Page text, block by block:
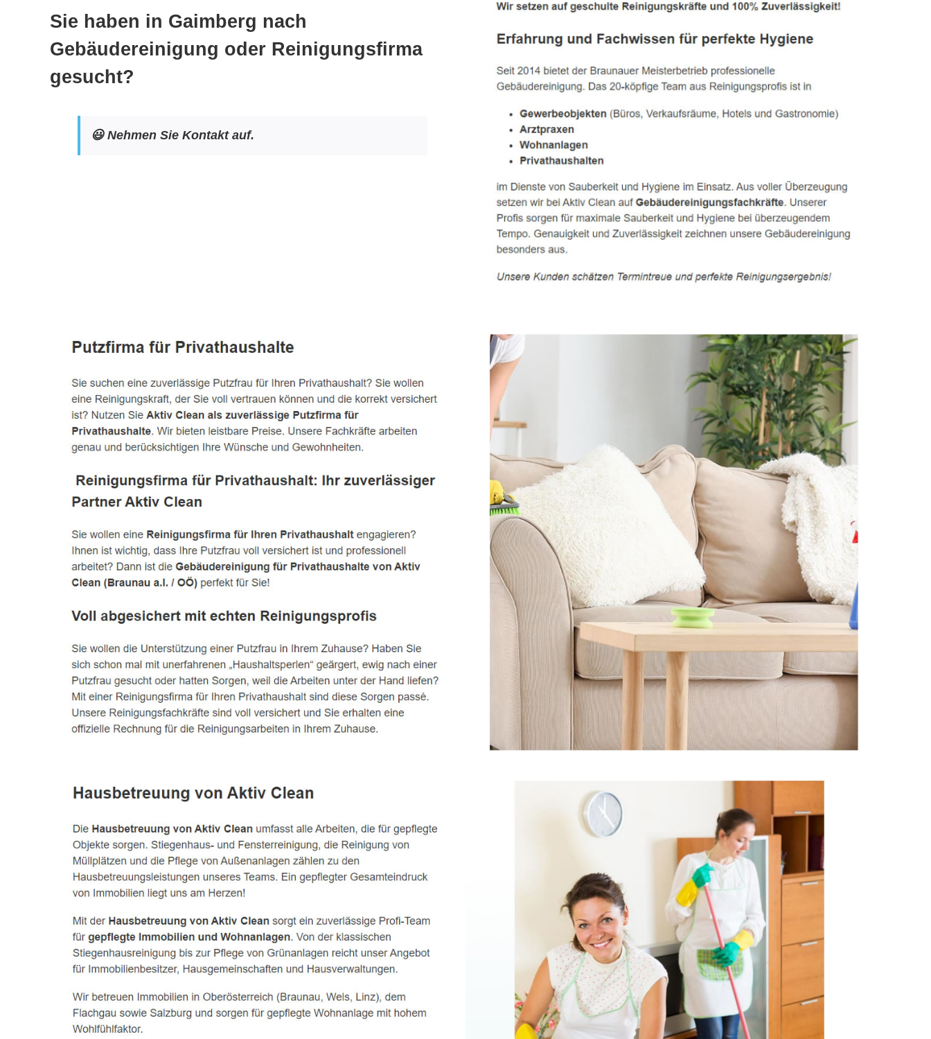
Sie haben in Gaimberg nach
Gebäudereinigung oder Reinigungsfirma
gesucht?
😃 Nehmen Sie Kontakt auf.